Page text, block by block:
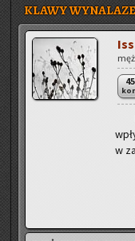
KLAWY
45
w